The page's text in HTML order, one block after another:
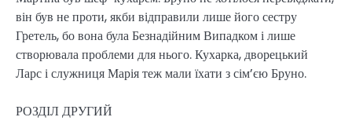
він був не проти, якби відправили лише його сестру
Гретель, бо вона була Безнадійним Випадком і лише
створювала проблеми для нього. Кухарка, дворецький
Ларс і служниця Марія теж мали їхати з сім’єю Бруно.
РОЗДІЛ ДРУГИЙ